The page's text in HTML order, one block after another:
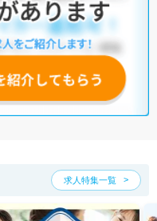
求人特集一覧